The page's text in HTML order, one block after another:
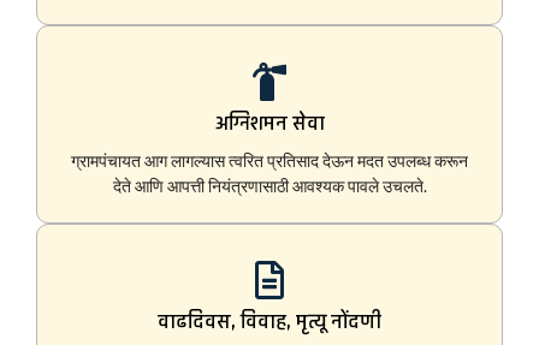
अग्निशमन सेवा
ग्रामपंचायत आग लागल्यास त्वरित प्रतिसाद देऊन मदत उपलब्ध करून
देते आणि आपत्ती नियंत्रणासाठी आवश्यक पावले उचलते.
वाढदिवस, विवाह, मृत्यू नोंदणी